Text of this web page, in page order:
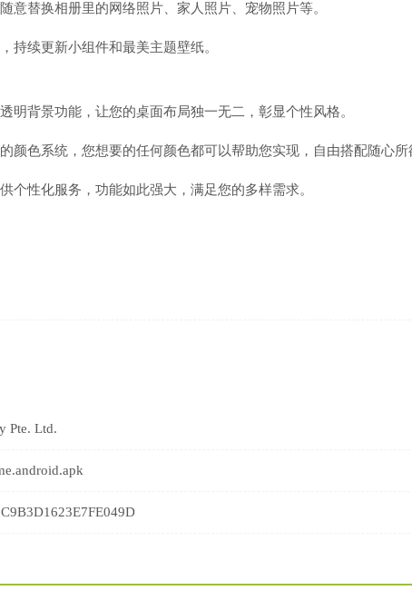
意替换相册里的网络照片、家人照片、宠物照片等。
持续更新小组件和最美主题壁纸。
明背景功能，让您的桌面布局独一无二，彰显个性风格。
颜色系统，您想要的任何颜色都可以帮助您实现，自由搭配随心所
个性化服务，功能如此强大，满足您的多样需求。
Pte. Ltd.